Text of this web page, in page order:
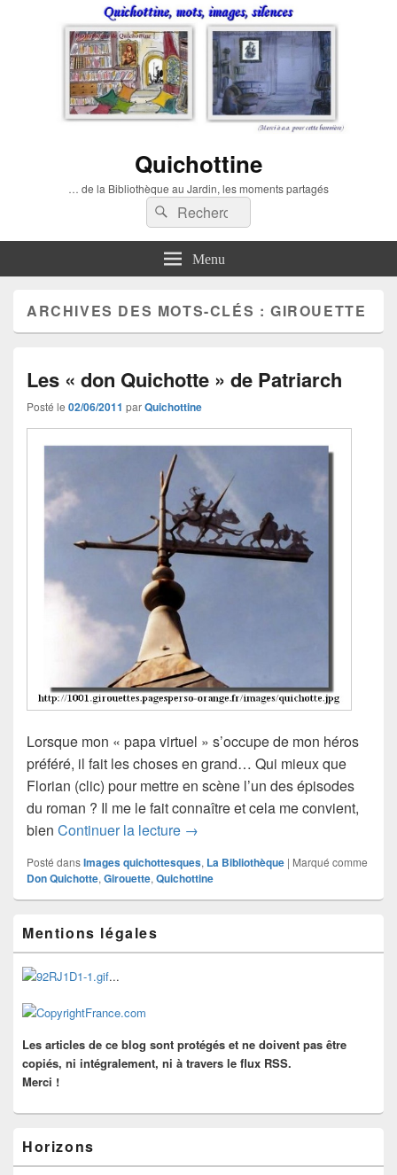
Quichottine
… de la Bibliothèque au Jardin, les moments partagés
Recherche :
Rechercher
Menu
ARCHIVES DES MOTS-CLÉS :GIROUETTE
Les « don Quichotte » de Patriarch
Posté le 02/06/2011 parQuichottine
Lorsque mon « papa virtuel » s’occupe de mon héros
préféré, il fait les choses en grand… Qui mieux que
Florian (clic) pour mettre en scène l’un des épisodes
du roman ? Il me le fait connaître et cela me convient,
bien Continuer la lecture Les « don Quichotte » de
→
Posté dansImages quichottesques, La Bibliothèque | Marqué comme
Don Quichotte, Girouette, Quichottine
principale
de
widget
pour
barre
Mentions légales
...
Les articles de ce blog sont protégés et ne doivent pas être
copiés, ni intégralement, ni à travers le flux RSS.
Merci !
Horizons